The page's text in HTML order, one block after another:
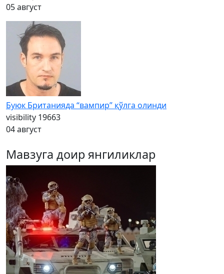
05 август
Буюк Британияда “вампир” қўлга олинди
visibility 19663
04 август
Мавзуга доир янгиликлар